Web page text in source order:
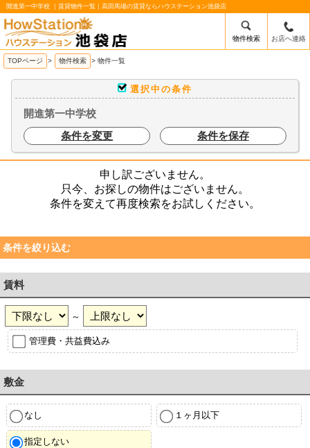
開進第一中学校 ｜賃貸物件一覧｜高田馬場の賃貸ならハウステーション池袋店
/mobile_img/head-logo.png
物件検索 お店へ連絡
TOPページ > 物件検索 > 物件一覧
選択中の条件
開進第一中学校
条件を変更
条件を保存
申し訳ございません。
只今、お探しの物件はございません。
条件を変えて再度検索をお試しください。
条件を絞り込む
賃料
～
管理費・共益費込み
敷金
なし １ヶ月以下
指定しない